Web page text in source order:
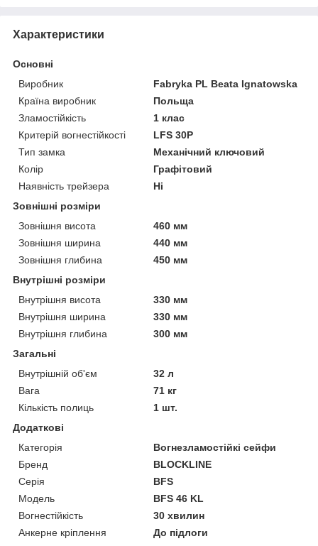
Характеристики
Основні
Виробник
Fabryka PL Beata Ignatowska
Країна виробник
Польща
Зламостійкість
1 клас
Критерій вогнестійкості
LFS 30P
Тип замка
Механічний ключовий
Колір
Графітовий
Наявність трейзера
Ні
Зовнішні розміри
Зовнішня висота
460 мм
Зовнішня ширина
440 мм
Зовнішня глибина
450 мм
Внутрішні розміри
Внутрішня висота
330 мм
Внутрішня ширина
330 мм
Внутрішня глибина
300 мм
Загальні
Внутрішній об'єм
32 л
Вага
71 кг
Кількість полиць
1 шт.
Додаткові
Категорія
Вогнезламостійкі сейфи
Бренд
BLOCKLINE
Серія
BFS
Модель
BFS 46 KL
Вогнестійкість
30 хвилин
Анкерне кріплення
До підлоги